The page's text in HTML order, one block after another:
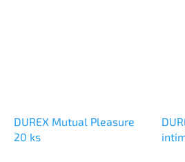
DUREX Mutual Pleasure
20 ks